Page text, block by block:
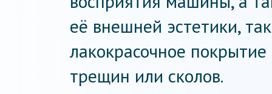
её внешней эстетики,
лакокрасочное
трещин или сколов.